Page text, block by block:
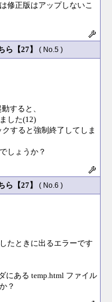
修正版はアップしないこ
【27】 ( No.5 )
すると、
した(12)
すると強制終了してしま
しょうか？
【27】 ( No.6 )
たときに出るエラーです
にある temp.html ファイル
？